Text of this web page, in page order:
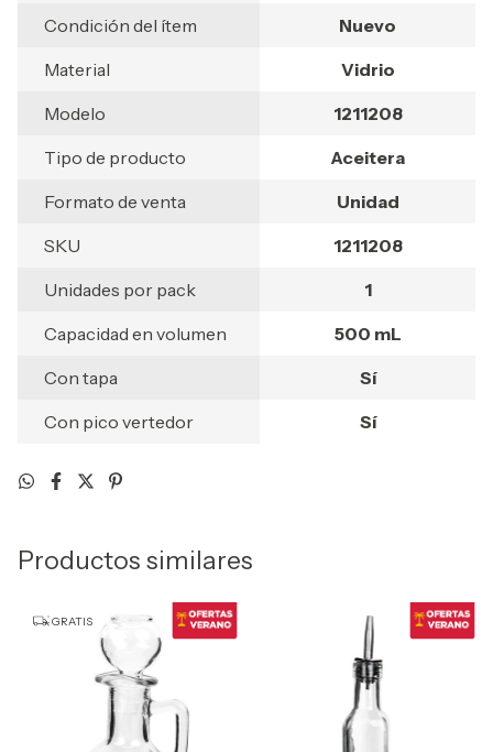
Condición del ítem
Nuevo
Material
Vidrio
Modelo
1211208
Tipo de producto
Aceitera
Formato de venta
Unidad
SKU
1211208
Unidades por pack
1
Capacidad en volumen
500 mL
Con tapa
Sí
Con pico vertedor
Sí
Productos similares
GRATIS